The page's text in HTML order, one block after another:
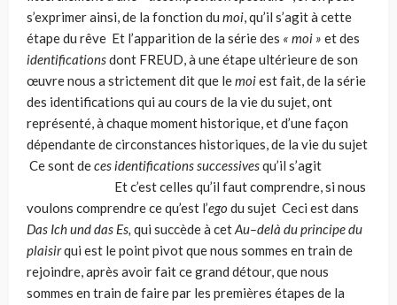
s’exprimer ainsi, de la fonction du moi, qu’il s’agit à cette
étape du rêve Et l’apparition de la série des « moi » et des
identificationsdont FREUD, à une étape ultérieure de son
œuvre nous a strictement dit que lemoiest fait, de la série
des identifications qui au cours de la vie du sujet, ont
représenté, à chaque moment historique, et d’une façon
dépendante de circonstances historiques, de la vie du sujet
Ce sont deces identifications successivesqu’il s’agit
Et c’est celles qu’il faut comprendre, si nous
voulons comprendre ce qu’est l’ego du sujet Ceci est dans
Das Ich und das Es, qui succède à cetAu–delà du principe du
plaisirqui est le point pivot que nous sommes en train de
rejoindre, après avoir fait ce grand détour, que nous
sommes en train de faire par les premières étapes de la